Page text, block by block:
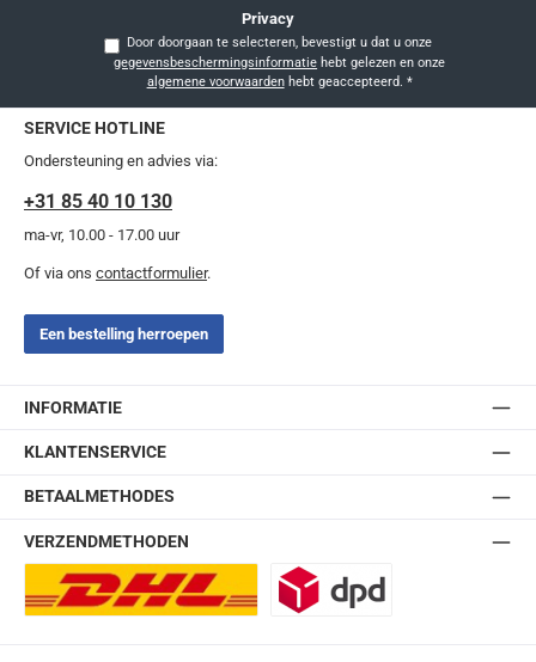
Privacy
Door doorgaan te selecteren, bevestigt u dat u onze
gegevensbeschermingsinformatie
algemene voorwaardenhebt geaccepteerd. *
SERVICE HOTLINE
Ondersteuning en advies via:
+31 85 40 10 130
ma-vr, 10.00 - 17.00 uur
Of via ons contactformulier.
Een bestelling herroepen
INFORMATIE
KLANTENSERVICE
BETAALMETHODES
VERZENDMETHODEN